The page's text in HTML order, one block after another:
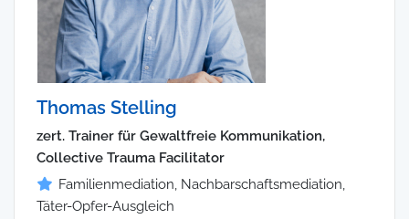
Thomas Stelling
zert. Trainer für Gewaltfreie Kommunikation,
Collective Trauma Facilitator
Familienmediation, Nachbarschaftsmediation,
Täter-Opfer-Ausgleich